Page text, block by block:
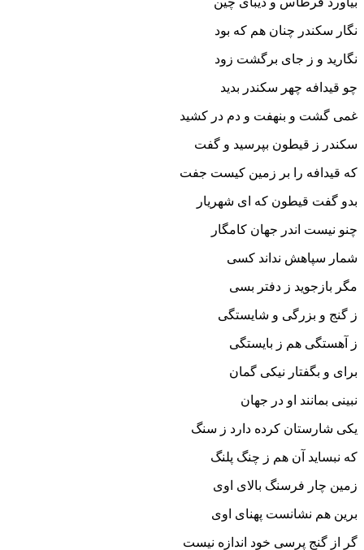
نگار سکندر چنان هم که بود
نگارید و ز جاى برگشت زود
چو قیدافه چهر سکندر بدید
غمى گشت و بنهفت و دم در کشید
سکندر ز قیطون بپرسید و گفت
که قیدافه را بر زمین کیست جفت‏
بدو گفت قیطون که اى شهریار
چنو نیست اندر جهان کامگار
شمار سپاهش نداند کسى
مگر بازجوید ز دفتر بسى‏
ز گنج و بزرگى و شایستگى
ز آهستگى هم ز بایستگى‏
براى و بگفتار نیکى گمان
نبینى بمانند او در جهان‏
یکى شارستان کرده دارد ز سنگ
که نبساید آن هم ز چنگ پلنگ‏
زمین چار فرسنگ بالاى اوى
برین هم نشانست پهناى اوى‏
گر از گنج پرسى خود اندازه نیست